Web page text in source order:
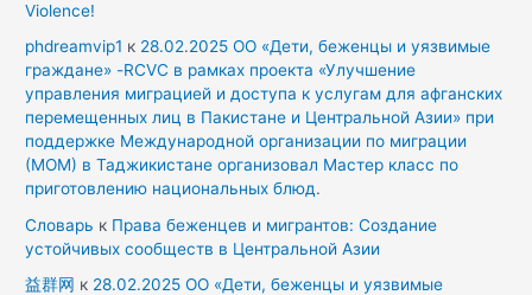
Violence!
phdreamvip1 к 28.02.2025 ОО «Дети, беженцы и уязвимые
граждане» -RCVC в рамках проекта «Улучшение
управления миграцией и доступа к услугам для афганских
перемещенных лиц в Пакистане и Центральной Азии» при
поддержке Международной организации по миграции
(МОМ) в Таджикистане организовал Мастер класс по
приготовлению национальных блюд.
Словарь к Права беженцев и мигрантов: Создание
устойчивых сообществ в Центральной Азии
益群网 к 28.02.2025 ОО «Дети, беженцы и уязвимые